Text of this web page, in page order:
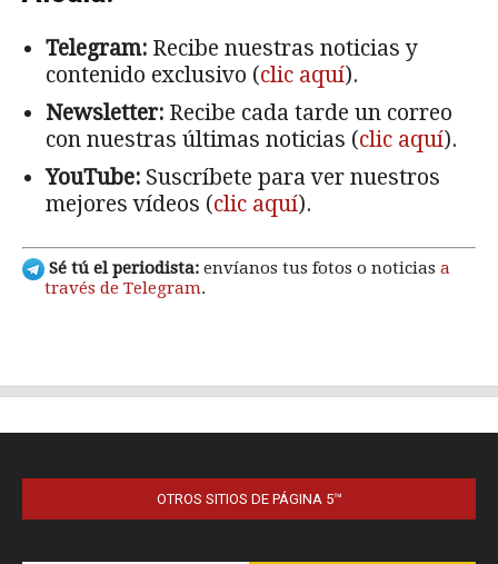
OTROS SITIOS DE PÁGINA 5™